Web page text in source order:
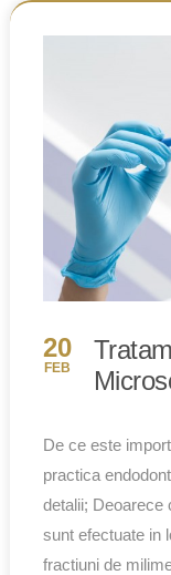
20
FEB
De ce este
practica
detalii; Deoarece
sunt efectuate in
fractiuni de